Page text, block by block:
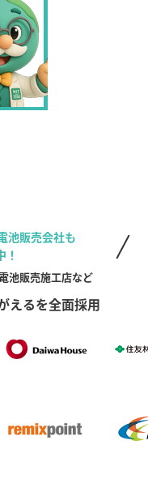
池販売会社も
！
池販売施工店など
えるを全面採用